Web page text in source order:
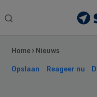
Search
Home › Nieuws
Opslaan Reageer nu
Sidebar